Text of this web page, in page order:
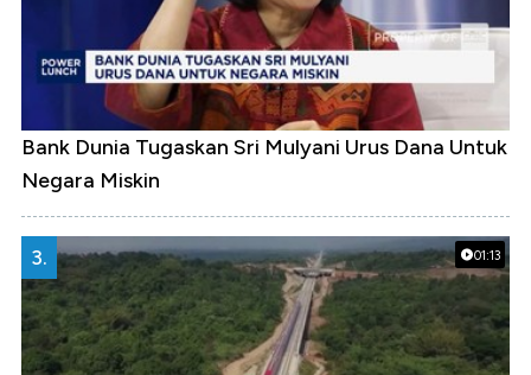
Bank Dunia Tugaskan Sri Mulyani Urus Dana Untuk
Negara Miskin
01:13
3.